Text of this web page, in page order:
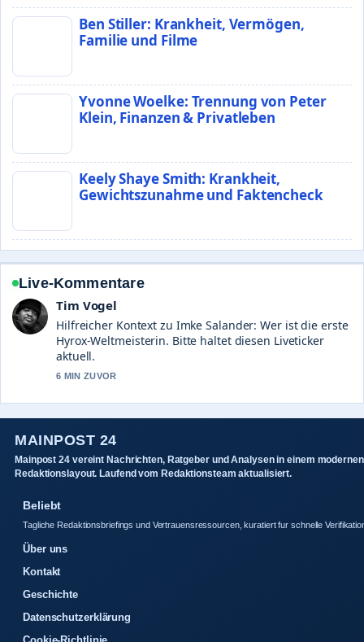
Ben Stiller: Krankheit, Vermögen,
Familie und Filme
Yvonne Woelke: Trennung von Peter
Klein, Finanzen & Privatleben
Keely Shaye Smith: Krankheit,
Gewichtszunahme und Faktencheck
Live-Kommentare
Tim Vogel
Hilfreicher Kontext zu Imke Salander: Wer ist die erste
Hyrox-Weltmeisterin. Bitte haltet diesen Liveticker
aktuell.
6 MIN ZUVOR
MAINPOST 24
Mainpost 24 vereint Nachrichten, Ratgeber und Analysen in einem modernen
Redaktionslayout. Laufend vom Redaktionsteam aktualisiert.
Beliebt
Tagliche Redaktionsbriefings und Vertrauensressourcen, kuratiert fur schnelle
Über uns
Kontakt
Geschichte
Datenschutzerklärung